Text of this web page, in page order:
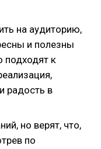
на аудиторию,
и полезны
подходят к
радость в
но верят, что,
по